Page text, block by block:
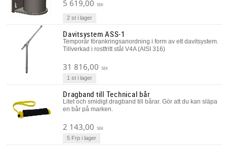
5 619,00 SEK
2 st i lager
Davitsystem ASS-1
Temporär förankringsanordning i form av ett davitsystem.
Tillverkad i rostfritt stål V4A (AISI 316)
31 816,00 SEK
1 st i lager
Dragband till Technical bår
Litet och smidigt dragband till bårar. Gör att du kan släpa
en bår på marken.
2 143,00 SEK
5 Frp i lager